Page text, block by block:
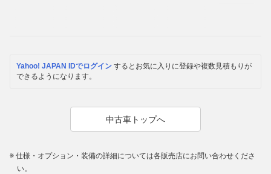
Yahoo! JAPAN IDでログイン するとお気に入りに登録や複数見積もりが
できるようになります。
中古車トップへ
仕様・オプション・装備の詳細については各販売店にお問い合わせくださ
い。